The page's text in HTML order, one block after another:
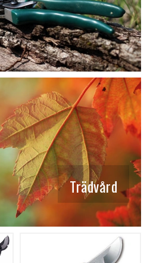
Trädvård